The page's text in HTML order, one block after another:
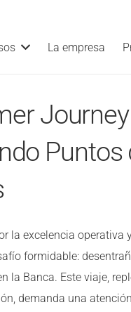
La empresa
Puntos
la excelencia operativa
formidable:
la Banca. Este viaje,
demanda una